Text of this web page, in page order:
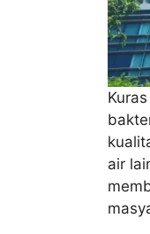
air